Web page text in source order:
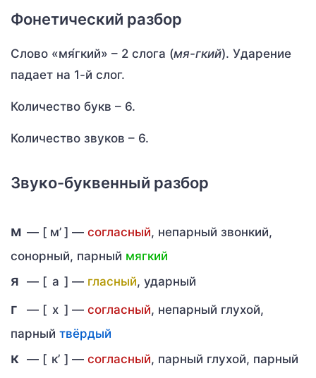
Фонетический разбор
Слово «мя́гкий» – 2 слога (мя-гкий). Ударение
падает на 1-й слог.
Количество букв – 6.
Количество звуков – 6.
Звуко-буквенный разбор
м — [ м’ ] — согласный, непарный звонкий,
сонорный, парный мягкий
я — [ а ] — гласный, ударный
г — [ х ] — согласный, непарный глухой,
парный твёрдый
к — [ к’ ] — согласный, парный глухой, парный